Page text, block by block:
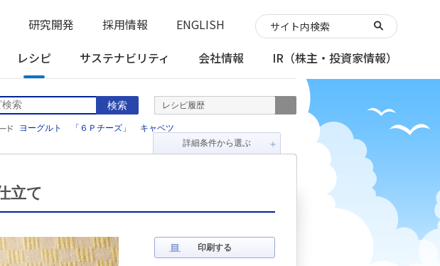
レシピ サステナビリティ 会社情報 IR （株主・投資家情報）
研究開発 採用情報 ENGLISH
検索
ヨーグルト 「６Ｐチーズ」 キャベツ
レシピ履歴
立て
印刷する
詳細条件から選ぶ ＋